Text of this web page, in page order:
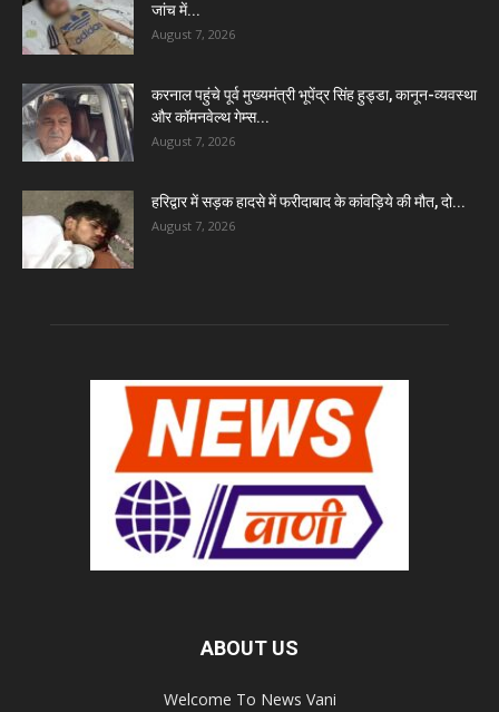
जांच में...
August 7, 2026
करनाल पहुंचे पूर्व मुख्यमंत्री भूपेंद्र सिंह हुड्डा, कानून-व्यवस्था
और कॉमनवेल्थ गेम्स...
August 7, 2026
हरिद्वार में सड़क हादसे में फरीदाबाद के कांवड़िये की मौत, दो...
August 7, 2026
ABOUT US
Welcome To News Vani